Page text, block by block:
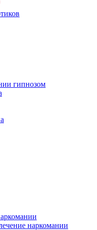
гипнозом
наркомании